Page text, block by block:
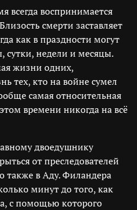
всегда воспринимается
смерти заставляет
как в праздности могут
сутки, недели и месяцы.
жизни одних,
тех, кто на войне сумел
самая относительная
времени никогда на всё
двоедушнику
от преследователей
также в Аду. Филандера
минут до того, как
с помощью которого